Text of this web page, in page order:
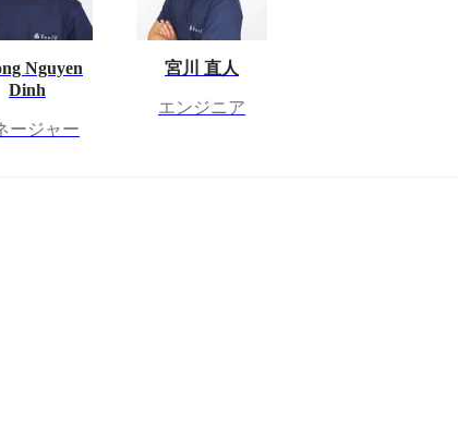
Nguyen
Dinh
ージャー
宮川 直人
エンジニア